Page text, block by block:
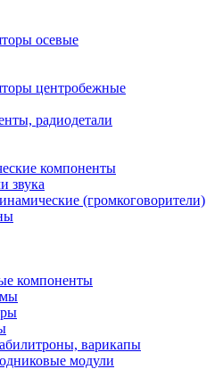
осевые
центробежные
радиодетали
компоненты
звука
(громкоговорители)
компоненты
варикапы
модули